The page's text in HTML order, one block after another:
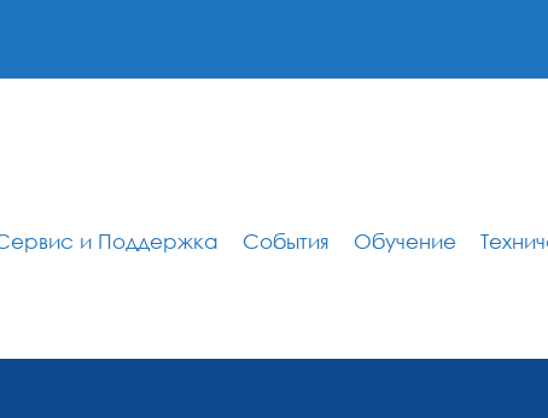
и Поддержка События Обучение